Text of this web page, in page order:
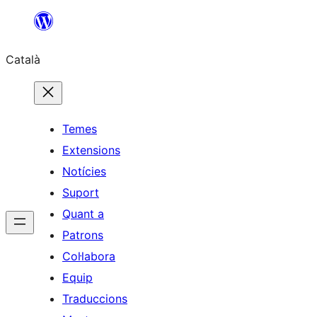
contingut
Català
Temes
Extensions
Notícies
Suport
Quant a
Patrons
Col·labora
Equip
Traduccions